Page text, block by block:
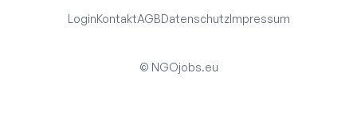
LoginKontaktAGBDatenschutzImpressum
© NGOjobs.eu